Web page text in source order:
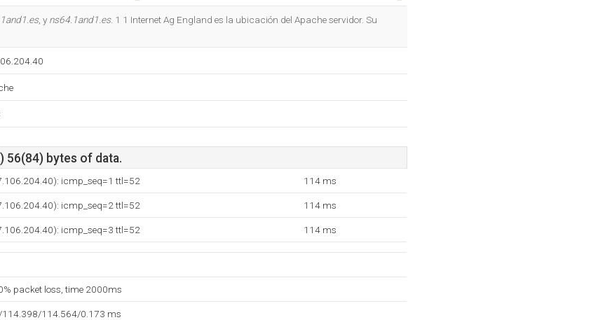
, y ns64.1and1.es. 1 1 Internet Ag England es la ubicación del Apache servidor. Su
56(84) bytes of data.
icmp_seq=1 ttl=52 114 ms
icmp_seq=2 ttl=52 114 ms
icmp_seq=3 ttl=52 114 ms
packet loss, time 2000ms
114.564/0.173 ms